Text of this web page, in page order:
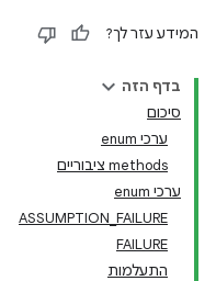
המידע עזר לך?
בדף הזה
סיכום
ערכי enum
‫methods ציבוריים
ערכי enum
ASSUMPTION_FAILURE
FAILURE
התעלמות